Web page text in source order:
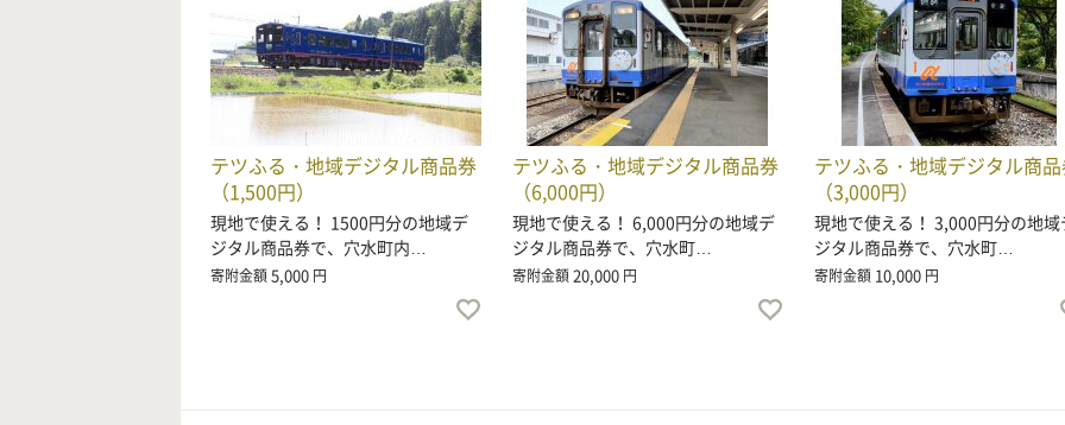
テツふる・地域デジタル商品券
（1,500円）
現地で使える！ 1500円分の地域デ
ジタル商品券で、穴水町内…
寄附金額5,000 円
テツふる・地域デジタル商品券
（6,000円）
現地で使える！ 6,000円分の地域デ
ジタル商品券で、穴水町…
寄附金額20,000 円
テツふる・地域デジタル商
（3,000円）
現地で使える！ 3,000円分の地域
ジタル商品券で、穴水町…
寄附金額 10,000 円